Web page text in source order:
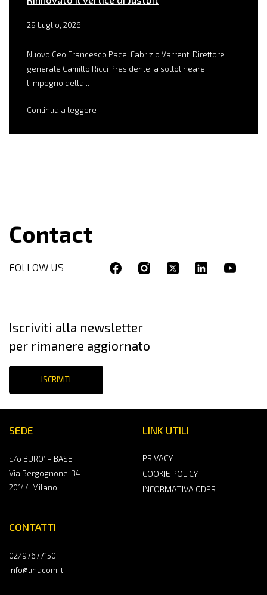
29 Luglio, 2026
Nuovo Ceo Francesco Pace, Fabrizio Varrenti Direttore
generale Camillo Ricci Presidente, a sottolineare
l’impegno della...
Continua a leggere
Contact
FOLLOW US
SEDE
c/o BURO’ – BASE
Via Bergognone, 34
20144 Milano
CONTATTI
02/97677150
info@unacom.it
LINK UTILI
PRIVACY
COOKIE POLICY
INFORMATIVA GDPR
Iscriviti alla newsletter
per rimanere aggiornato
ISCRIVITI